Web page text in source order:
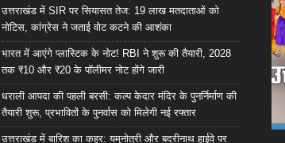
उत्तराखंड में SIR पर सियासत तेज: 19 लाख मतदाताओं को
नोटिस, कांग्रेस ने जताई वोट कटने की आशंका
भारत में आएंगे प्लास्टिक के नोट! RBI ने शुरू की तैयारी, 2028
तक ₹10 और ₹20 के पॉलीमर नोट होंगे जारी
धराली आपदा की पहली बरसी: कल्प केदार मंदिर के पुनर्निर्माण की
तैयारी शुरू, प्रभावितों के पुनर्वास को मिलेगी नई रफ्तार
उत्तराखंड में बारिश का कहर: यमुनोत्री और बदरीनाथ हाईवे पर